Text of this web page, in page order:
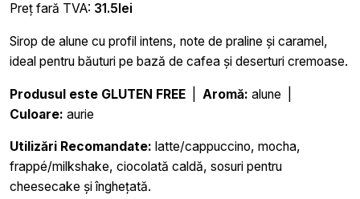
Preț fară TVA: 31.5 lei
Sirop de alune cu profil intens, note de praline și caramel,
ideal pentru băuturi pe bază de cafea și deserturi cremoase.
Produsul este GLUTEN FREE Aromă: alune |
Culoare: aurie
Utilizări Recomandate: latte/cappuccino, mocha,
frappé/milkshake, ciocolată caldă, sosuri pentru
cheesecake și înghețată.